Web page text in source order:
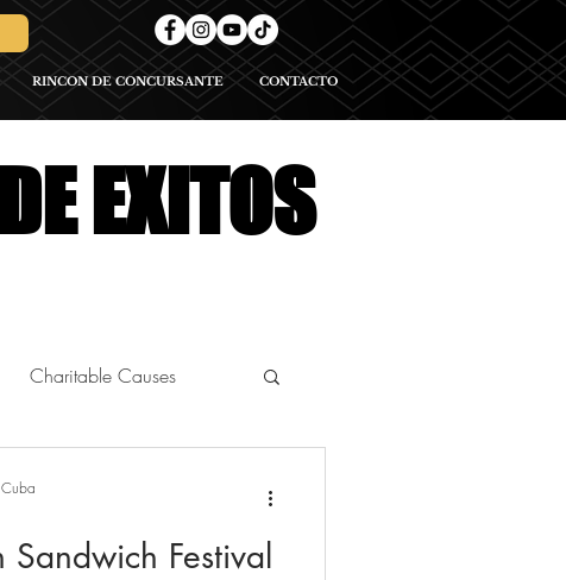
RINCON DE CONCURSANTE CONTACTO
EXITOS
Charitable Causes
Festival